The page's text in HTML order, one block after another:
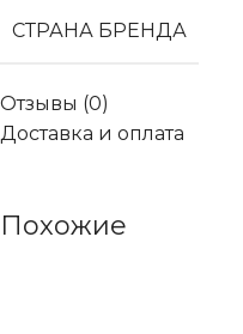
СТРАНА БРЕНДА
Отзывы (0)
Доставка и оплата
Похожие